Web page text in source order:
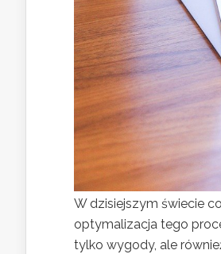
W dzisiejszym świecie
optymalizacja tego
tylko wygody, ale